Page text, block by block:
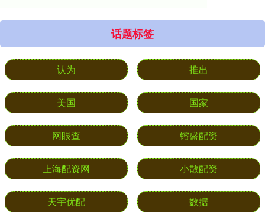
话题标签
认为 推出
美国 国家
网眼查 镕盛配资
上海配资网 小散配资
天宇优配 数据